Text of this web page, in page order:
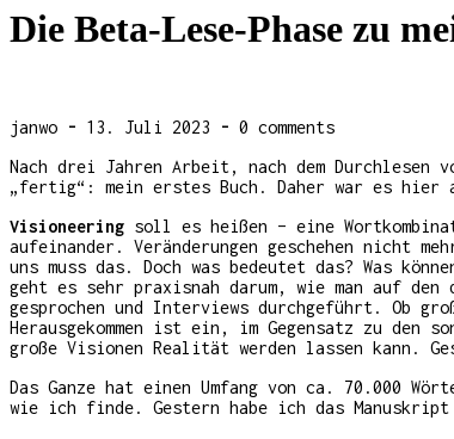
Die Beta-Lese-Phase zu
janwo - 13. Juli 2023 - 0 comments
Nach drei Jahren Arbeit, nach dem Durchlesen
„fertig“: mein erstes Buch. Daher war es
Visioneering soll es heißen – eine
aufeinander. Veränderungen geschehen nicht
uns muss das. Doch was bedeutet das? Was
geht es sehr praxisnah darum, wie man auf den
gesprochen und Interviews durchgeführt. Ob
Herausgekommen ist ein, im Gegensatz zu den
große Visionen Realität werden lassen kann.
Das Ganze hat einen Umfang von ca. 70.000
wie ich finde. Gestern habe ich das